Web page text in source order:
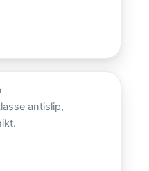
antislip,